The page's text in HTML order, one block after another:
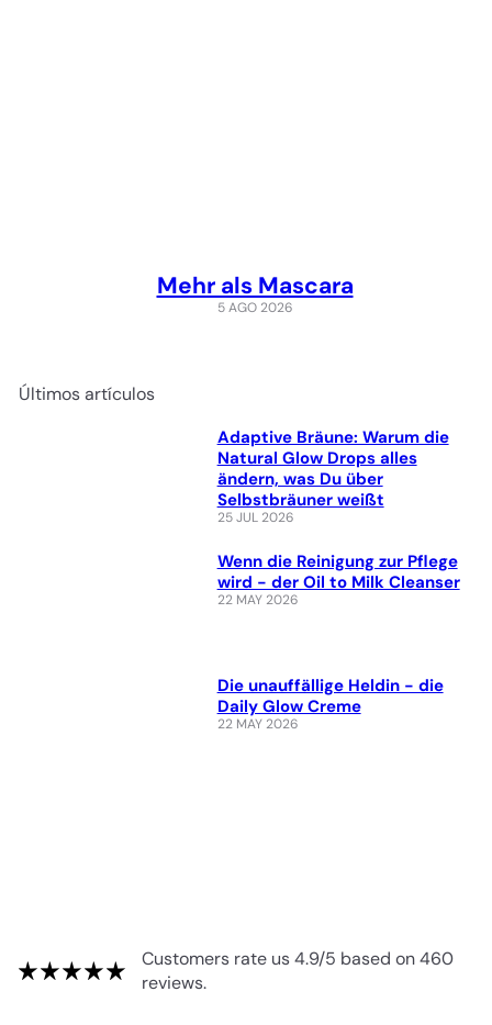
Mehr als Mascara
5 AGO 2026
Últimos artículos
Adaptive Bräune: Warum die
Natural Glow Drops alles
ändern, was Du über
Selbstbräuner weißt
25 JUL 2026
Wenn die Reinigung zur Pflege
wird - der Oil to Milk Cleanser
22 MAY 2026
Die unauffällige Heldin - die
Daily Glow Creme
22 MAY 2026
Customers rate us 4.9/5 based on 460
reviews.